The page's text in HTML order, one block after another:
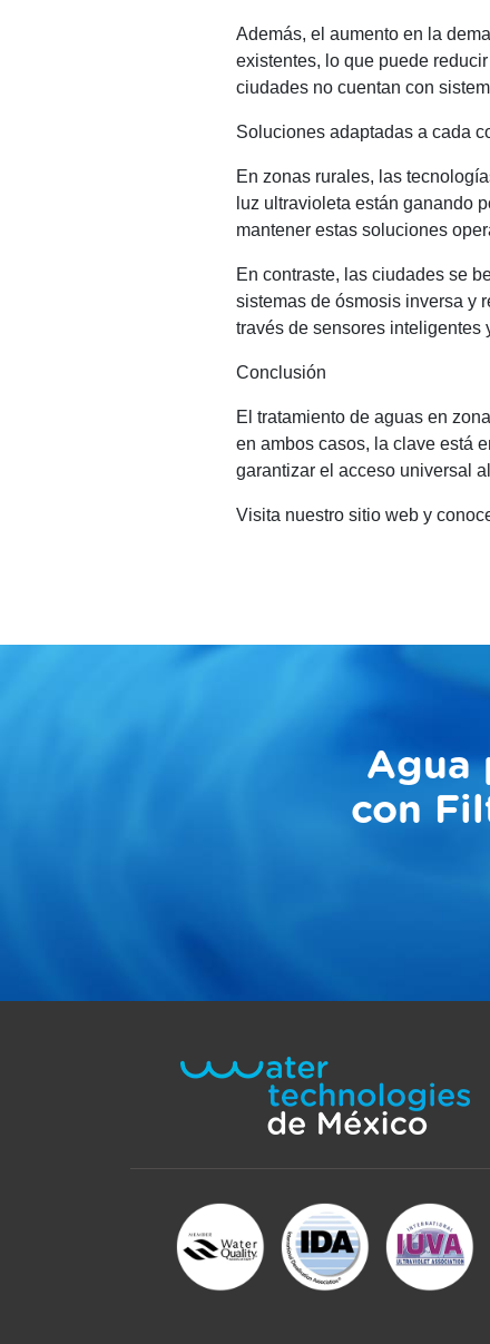
Además, el aumento en la
existentes, lo que puede
ciudades no cuentan con
Soluciones adaptadas a cada
En zonas rurales, las
luz ultravioleta están ganando
mantener estas soluciones
En contraste, las ciudades se
sistemas de ósmosis inversa y
través de sensores inteligentes
Conclusión
El tratamiento de aguas en
en ambos casos, la clave está
garantizar el acceso universal
Visita nuestro sitio web y
Agua
con